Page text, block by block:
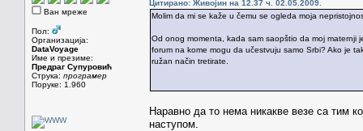
Ван мреже
Пол:
Организација:
DataVoyage
Име и презиме:
Предраг Супуровић
Струка: програмер
Поруке: 1.960
Цитирано: Живојин на 12.37 ч. 02.05.2009.
Molim da mi se kaže u čemu se ogleda moja
Od onog momenta, kada sam saopštio da moj maternji
forum na kome mogu da učestvuju samo Srbi? Ako je
ružan način tretirate.
Наравно да то нема никакве везе са тим
наступом.